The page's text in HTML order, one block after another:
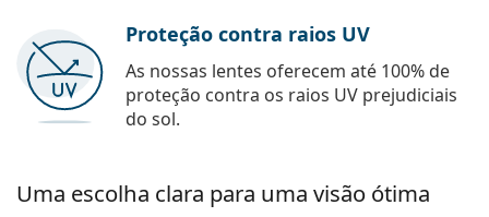
Proteção contra raios UV
As nossas lentes oferecem até 100% de
proteção contra os raios UV prejudiciais
do sol.
Uma escolha clara para uma visão ótima